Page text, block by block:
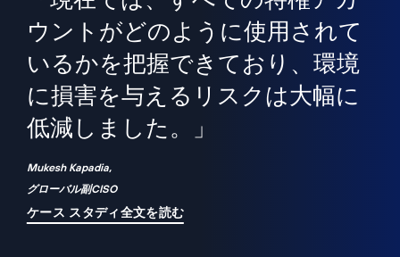
ウントがどのように使用されて
いるかを把握できており、環境
に損害を与えるリスクは大幅に
低減しました。」
Mukesh Kapadia,
グローバル副CISO
ケース スタディ全文を読む